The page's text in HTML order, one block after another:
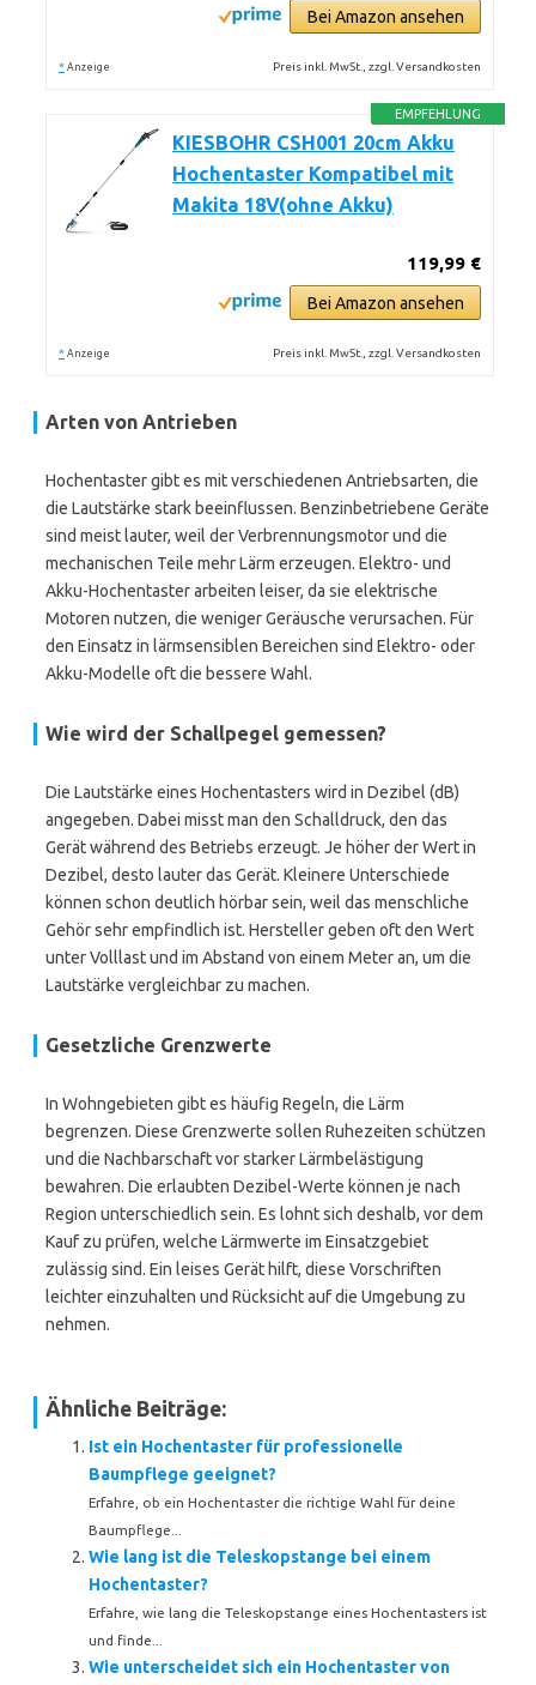
Bei Amazon ansehen
* Anzeige Preis inkl. MwSt., zzgl. Versandkosten
EMPFEHLUNG
KIESBOHR CSH001 20cm Akku
Hochentaster Kompatibel mit
Makita 18V(ohne Akku)
119,99 €
Bei Amazon ansehen
* Anzeige Preis inkl. MwSt., zzgl. Versandkosten
Arten von Antrieben
Hochentaster gibt es mit verschiedenen Antriebsarten, die
die Lautstärke stark beeinflussen. Benzinbetriebene Geräte
sind meist lauter, weil der Verbrennungsmotor und die
mechanischen Teile mehr Lärm erzeugen. Elektro- und
Akku-Hochentaster arbeiten leiser, da sie elektrische
Motoren nutzen, die weniger Geräusche verursachen. Für
den Einsatz in lärmsensiblen Bereichen sind Elektro- oder
Akku-Modelle oft die bessere Wahl.
Wie wird der Schallpegel gemessen?
Die Lautstärke eines Hochentasters wird in Dezibel (dB)
angegeben. Dabei misst man den Schalldruck, den das
Gerät während des Betriebs erzeugt. Je höher der Wert in
Dezibel, desto lauter das Gerät. Kleinere Unterschiede
können schon deutlich hörbar sein, weil das menschliche
Gehör sehr empfindlich ist. Hersteller geben oft den Wert
unter Volllast und im Abstand von einem Meter an, um die
Lautstärke vergleichbar zu machen.
Gesetzliche Grenzwerte
In Wohngebieten gibt es häufig Regeln, die Lärm
begrenzen. Diese Grenzwerte sollen Ruhezeiten schützen
und die Nachbarschaft vor starker Lärmbelästigung
bewahren. Die erlaubten Dezibel-Werte können je nach
Region unterschiedlich sein. Es lohnt sich deshalb, vor dem
Kauf zu prüfen, welche Lärmwerte im Einsatzgebiet
zulässig sind. Ein leises Gerät hilft, diese Vorschriften
leichter einzuhalten und Rücksicht auf die Umgebung zu
nehmen.
Ähnliche Beiträge:
Ist ein Hochentaster für professionelle
Baumpflege geeignet?
Erfahre, ob ein Hochentaster die richtige Wahl für deine
Baumpflege...
Wie lang ist die Teleskopstange bei einem
Hochentaster?
Erfahre, wie lang die Teleskopstange eines Hochentasters ist
und finde...
Wie unterscheidet sich ein Hochentaster von